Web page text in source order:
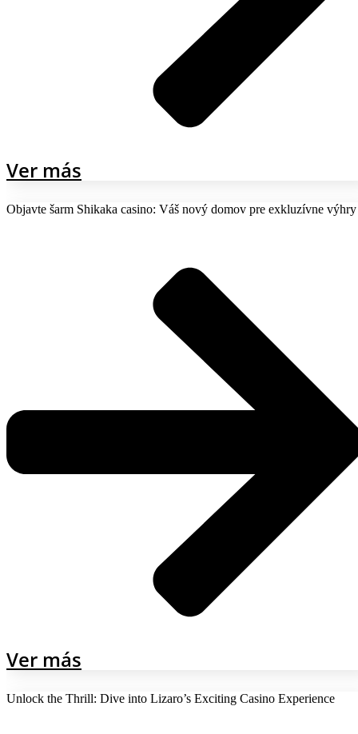
Ver más
Objavte šarm Shikaka casino: Váš nový domov pre exkluzívne výhry
Ver más
Unlock the Thrill: Dive into Lizaro’s Exciting Casino Experience